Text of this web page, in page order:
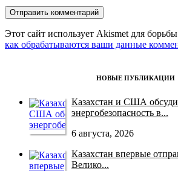
Этот сайт использует Akismet для
как обрабатываются ваши данные
НОВЫЕ ПУБЛИКАЦИИ
Казахстан и США
энергобезопасность в...
6 августа, 2026
Казахстан впервые
Велико...